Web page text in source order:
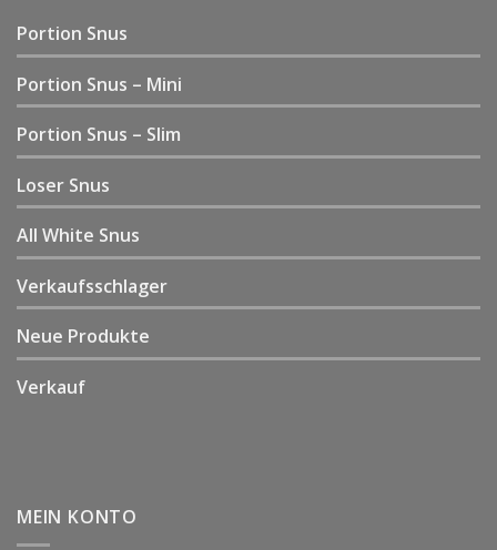
Portion Snus
Portion Snus – Mini
Portion Snus – Slim
Loser Snus
All White Snus
Verkaufsschlager
Neue Produkte
Verkauf
MEIN KONTO